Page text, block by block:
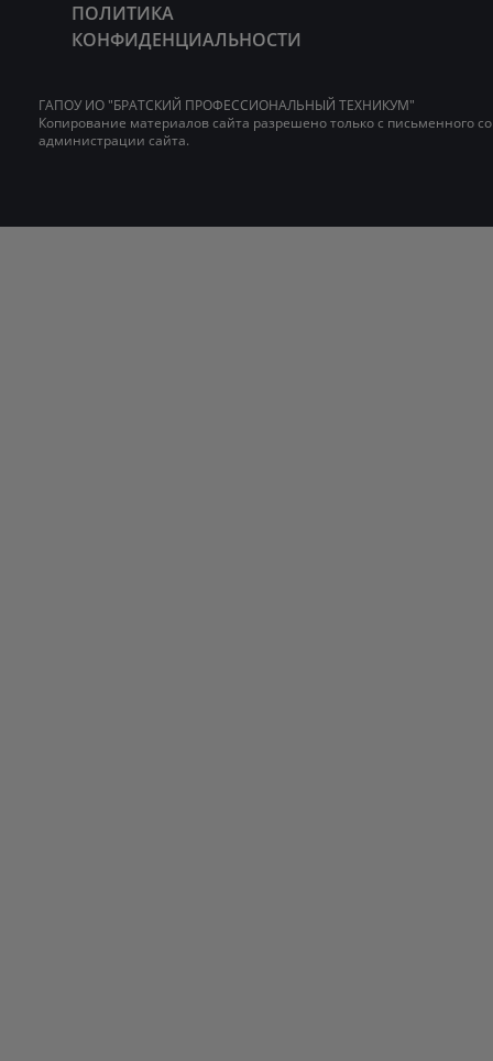
ПОЛИТИКА
КОНФИДЕНЦИАЛЬНОСТИ
ГАПОУ ИО "БРАТСКИЙ ПРОФЕССИОНАЛЬНЫЙ ТЕХНИКУМ"
Копирование материалов сайта разрешено только с письменного
администрации сайта.